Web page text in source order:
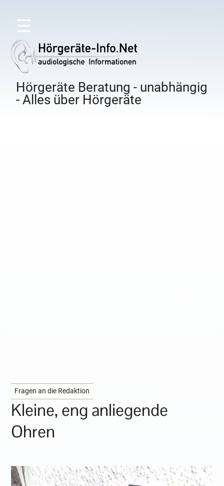
☰
Hörgeräte Beratung - unabhängig
- Alles über Hörgeräte
Fragen an die Redaktion
Kleine, eng anliegende
Ohren